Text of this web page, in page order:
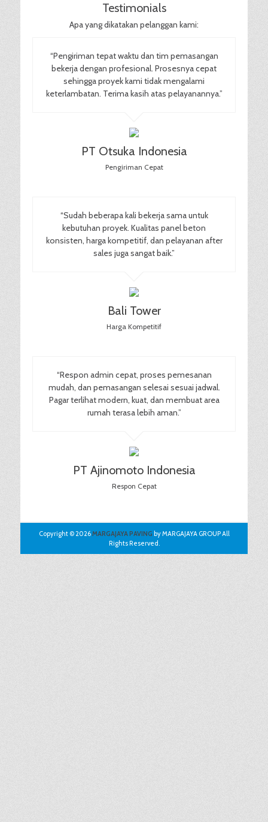
Testimonials
Apa yang dikatakan pelanggan kami:
“Pengiriman tepat waktu dan tim pemasangan
bekerja dengan profesional. Prosesnya cepat
sehingga proyek kami tidak mengalami
keterlambatan. Terima kasih atas pelayanannya.”
PT Otsuka Indonesia
Pengiriman Cepat
“Sudah beberapa kali bekerja sama untuk
kebutuhan proyek. Kualitas panel beton
konsisten, harga kompetitif, dan pelayanan after
sales juga sangat baik.”
Bali Tower
Harga Kompetitif
“Respon admin cepat, proses pemesanan
mudah, dan pemasangan selesai sesuai jadwal.
Pagar terlihat modern, kuat, dan membuat area
rumah terasa lebih aman.”
PT Ajinomoto Indonesia
Respon Cepat
Copyright © 2026MARGAJAYA PAVING by MARGAJAYA GROUP All
Rights Reserved.